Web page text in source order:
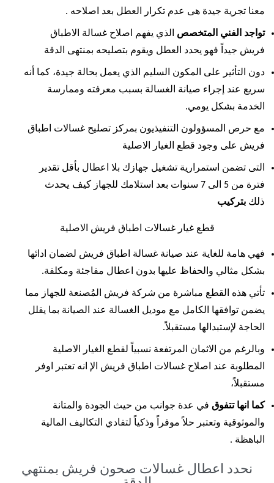
معنا تجرية جيدة هى عدم تكرار العطل بعد اصلاحه .
تواجد الفني المتخصص الذي يفهم اصلاح غسالة الاطباق
فريش جيداً فهو يحدد العطل ويقوم بتصليحه بمنتهى الدقة
دون التأثير على المكون السليم الذي يعمل بحالة جيدة، كما أنه
سريع عند إجراء صيانة الغسالة بسبب معرفته وممارسة
الخدمة بشكل يومي.
مع حرص المسؤولون التنفيذيون بمركز تصليح غسالات اطباق
فريش على وجود قطع الغيار الاصلية
التى تضمن استمرارية تشغيل جهازك بلا اعطال بأقل تقدير
فترة من 5 الى 7 سنوات بعد استلامك للجهاز
كيف يحدث
ذلك بتركيب
قطع غيار غسالات اطباق فريش الاصلية
فهي هامة للغاية عند صيانة غسالة اطباق فريش لضمان ادائها
بشكل مثالي والحفاظ عليها بدون اعطال مفاجئة ومكلفة.
تأتي هذه القطع مباشرة من شركة فريش المُصنعة للجهاز مما
يضمن توافقها الكامل مع موديل الغسالة عند الصيانة بما يقلل
الحاجة لإستبدالها مستقبلاً.
وبالرغم من الاثمان المرتفعة نسبياً لقطع الغيار الاصلية
المطلوبة عند اصلاح غسالات اطباق فريش الإ انه تعتبر اوفر
مستقبلاً،
كما انها تتفوق في عدة جوانب من حيث الجودة والمتانة
والموثوقية وتعتبر حلاً موفراً وذكياً لتفادي التكاليف المالية
الباهظة .
نحدد اعطال غسالات صحون فريش بمنتهي